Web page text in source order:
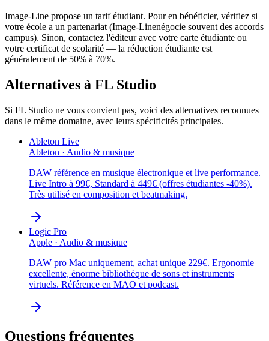
Image-Line propose un tarif étudiant. Pour en bénéficier, vérifiez si
votre école a un partenariat (Image-Linenégocie souvent des accords
campus). Sinon, contactez l'éditeur avec votre carte étudiante ou
votre certificat de scolarité — la réduction étudiante est
généralement de 50% à 70%.
Alternatives à FL Studio
Si FL Studio ne vous convient pas, voici des alternatives reconnues
dans le même domaine, avec leurs spécificités principales.
Ableton Live
Ableton · Audio & musique
DAW référence en musique électronique et live performance.
Live Intro à 99€, Standard à 449€ (offres étudiantes -40%).
Très utilisé en composition et beatmaking.
Logic Pro
Apple · Audio & musique
DAW pro Mac uniquement, achat unique 229€. Ergonomie
excellente, énorme bibliothèque de sons et instruments
virtuels. Référence en MAO et podcast.
Questions fréquentes